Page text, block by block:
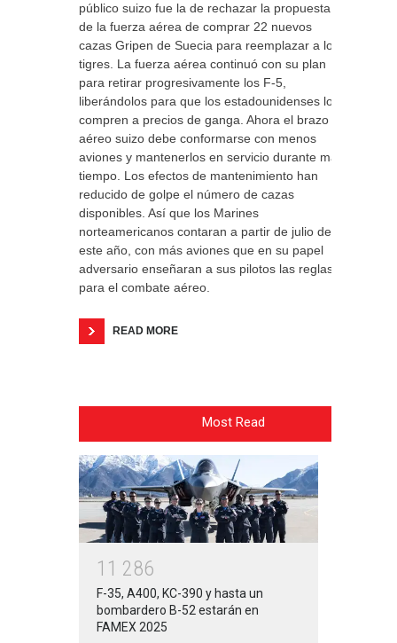
público suizo fue la de rechazar la propuesta
de la fuerza aérea de comprar 22 nuevos
cazas Gripen de Suecia para reemplazar a los
tigres. La fuerza aérea continuó con su plan
para retirar progresivamente los F-5,
liberándolos para que los estadounidenses los
compren a precios de ganga. Ahora el brazo
aéreo suizo debe conformarse con menos
aviones y mantenerlos en servicio durante más
tiempo. Los efectos de mantenimiento han
reducido de golpe el número de cazas
disponibles. Así que los Marines
norteamericanos contaran a partir de julio de
este año, con más aviones que en su papel
adversario enseñaran a sus pilotos las reglas
para el combate aéreo.
READ MORE
Most Read
1 1 286
F-35, A400, KC-390 y hasta un
bombardero B-52 estarán en
FAMEX 2025